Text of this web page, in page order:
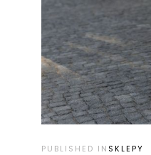
PUBLISHED IN SKLEPY